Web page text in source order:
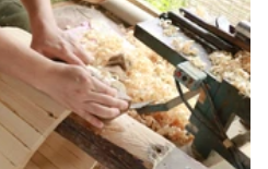
豊島石灯籠
左官鏝
岡本焼
保多織
讃岐獅子頭